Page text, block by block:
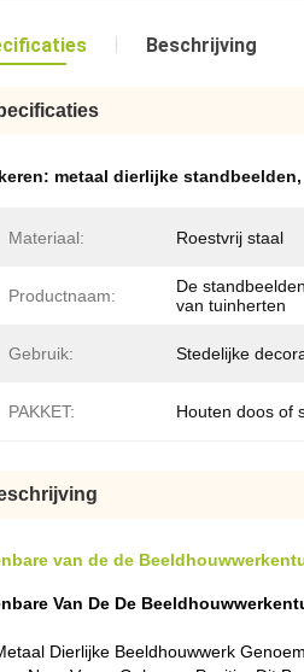
Beschrijving
metaal dierlijke standbeelden,
Materiaal: Roestvrij staal
Productnaam:
De
van tuinherten
Gebruik: Stedelijke
PAKKET: Houten doos of
van de de
Van De De
Dierlijke Beeldhouwwerk